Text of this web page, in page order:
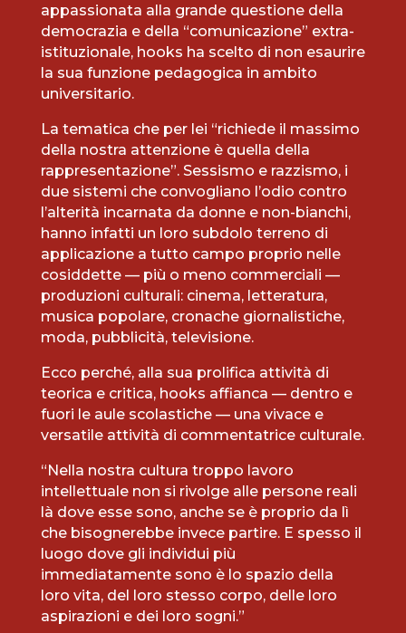
appassionata alla grande questione della
democrazia e della “comunicazione” extra-
istituzionale, hooks ha scelto di non esaurire
la sua funzione pedagogica in ambito
universitario.
La tematica che per lei “richiede il massimo
della nostra attenzione è quella della
rappresentazione”. Sessismo e razzismo, i
due sistemi che convogliano l’odio contro
l’alterità incarnata da donne e non-bianchi,
hanno infatti un loro subdolo terreno di
applicazione a tutto campo proprio nelle
cosiddette — più o meno commerciali —
produzioni culturali: cinema, letteratura,
musica popolare, cronache giornalistiche,
moda, pubblicità, televisione.
Ecco perché, alla sua prolifica attività di
teorica e critica, hooks affianca — dentro e
fuori le aule scolastiche — una vivace e
versatile attività di commentatrice culturale.
“Nella nostra cultura troppo lavoro
intellettuale non si rivolge alle persone reali
là dove esse sono, anche se è proprio da lì
che bisognerebbe invece partire. E spesso il
luogo dove gli individui più
immediatamente sono è lo spazio della
loro vita, del loro stesso corpo, delle loro
aspirazioni e dei loro sogni.”